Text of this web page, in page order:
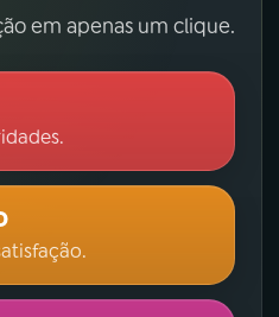
em apenas um clique.